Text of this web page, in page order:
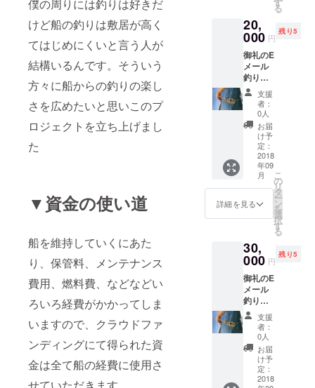
僕の周りには釣りは好きだ
けど船の釣りは敷居が高く
てはじめにくいと言う人が
結構いるんです。そういう
方々に船からの釣りの楽し
さを広めたいと思いこのプ
ロジェクトを立ち上げまし
た
▼資金の使い道
船を維持していくにあた
り、保管料、メンテナンス
費用、燃料費、などなどい
ろいろ経費がかかってしま
いますので、クラウドファ
ンディングにて得られた資
金は全て船の経費に使用さ
せていただきます。
悪く
なった
場合は
中止、
もしく
は時間
を短縮
する場
合があ
りま
す。
る
20,
000 円
残り5
御礼のE
メール
釣りチ
ケット
一回分
２名様
分 隔週
水曜日
出航 基
本的に
餌、道
具はご
自分で
ご用意
してい
ただき
です
が、事
前に
言って
下され
ば別途
にてご
用意し
ます。
釣行時
間は海
況、天
候にも
支援
者：
0人
お届
け予
定：
2018
年09
月
詳細を見る
こ
の
リ
タ
ー
ン
を
選
択
す
る
30,
000 円
残り5
御礼のE
メール
釣りチ
ケット
一回分
４名様
分 隔週
水曜日
出航 基
本的に
支援
者：
0人
お届
け予
定：
2018